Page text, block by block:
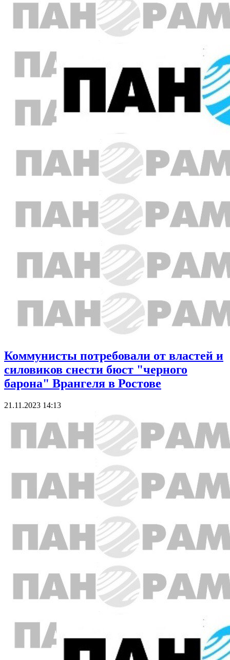
Коммунисты потребовали от властей и
силовиков снести бюст "черного
барона" Врангеля в Ростове
21.11.2023 14:13